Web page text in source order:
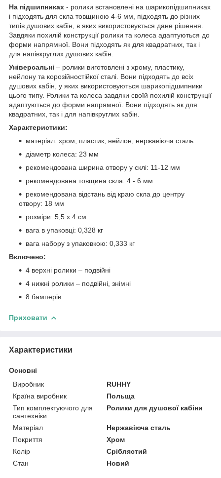
На підшипниках - ролики встановлені на шарикопідшипниках
і підходять для скла товщиною 4-6 мм, підходять до різних
типів душових кабін, в яких використовується дане рішення.
Завдяки похилій конструкції ролики та колеса адаптуються до
форми напрямної. Вони підходять як для квадратних, так і
для напівкруглих душових кабін.
Універсальні – ролики виготовлені з хрому, пластику,
нейлону та корозійностійкої сталі. Вони підходять до всіх
душових кабін, у яких використовуються шарикопідшипники
цього типу. Ролики та колеса завдяки своїй похилій конструкції
адаптуються до форми напрямної. Вони підходять як для
квадратних, так і для напівкруглих кабін.
Характеристики:
матеріал: хром, пластик, нейлон, нержавіюча сталь
діаметр колеса: 23 мм
рекомендована ширина отвору у склі: 11-12 мм
рекомендована товщина скла: 4 - 6 мм
рекомендована відстань від краю скла до центру
отвору: 18 мм
розміри: 5,5 х 4 см
вага в упаковці: 0,328 кг
вага набору з упаковкою: 0,333 кг
Включено:
4 верхні ролики – подвійні
4 нижні ролики – подвійні, знімні
8 бамперів
Приховати
Характеристики
Основні
Виробник
RUHHY
Країна виробник
Польща
Тип комплектуючого для
сантехніки
Ролики для душової кабіни
Матеріал
Нержавіюча сталь
Покриття
Хром
Колір
Сріблястий
Стан
Новий